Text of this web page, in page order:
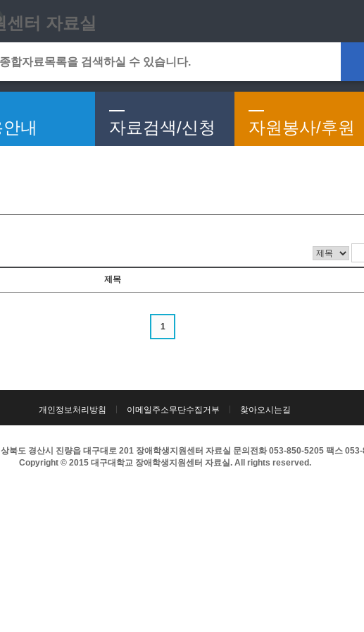
터 자료실
내 자료검색/신청 자원봉사/후원
제목
1
개인정보처리방침 이메일주소무단수집거부 찾아오시는길
북도 경산시 진량읍 대구대로 201 장애학생지원센터 자료실 문의전화 053-850-5205 팩스
Copyright © 2015 대구대학교 장애학생지원센터 자료실. All rights reserved.